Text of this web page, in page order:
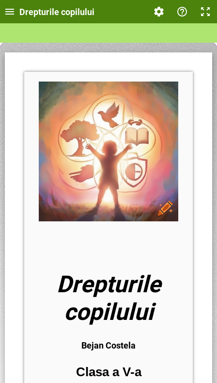
Drepturile copilului
Drepturile
copilului
Bejan Costela
Clasa a V-a